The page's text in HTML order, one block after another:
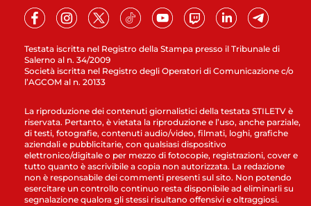
Testata iscritta nel Registro della Stampa presso il Tribunale di
Salerno al n. 34/2009
Società iscritta nel Registro degli Operatori di Comunicazione c/o
l’AGCOM al n. 20133
La riproduzione dei contenuti giornalistici della testata STILETV è
riservata. Pertanto, è vietata la riproduzione e l’uso, anche parziale,
di testi, fotografie, contenuti audio/video, filmati, loghi, grafiche
aziendali e pubblicitarie, con qualsiasi dispositivo
elettronico/digitale o per mezzo di fotocopie, registrazioni, cover e
tutto quanto è ascrivibile a copia non autorizzata. La redazione
non è responsabile dei commenti presenti sul sito. Non potendo
esercitare un controllo continuo resta disponibile ad eliminarli su
segnalazione qualora gli stessi risultano offensivi e oltraggiosi.